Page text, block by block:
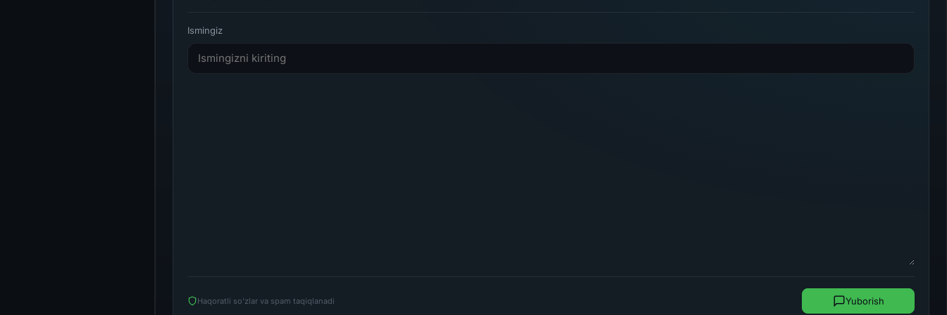
Ismingiz
Haqoratli so'zlar va spam taqiqlanadi Yuborish